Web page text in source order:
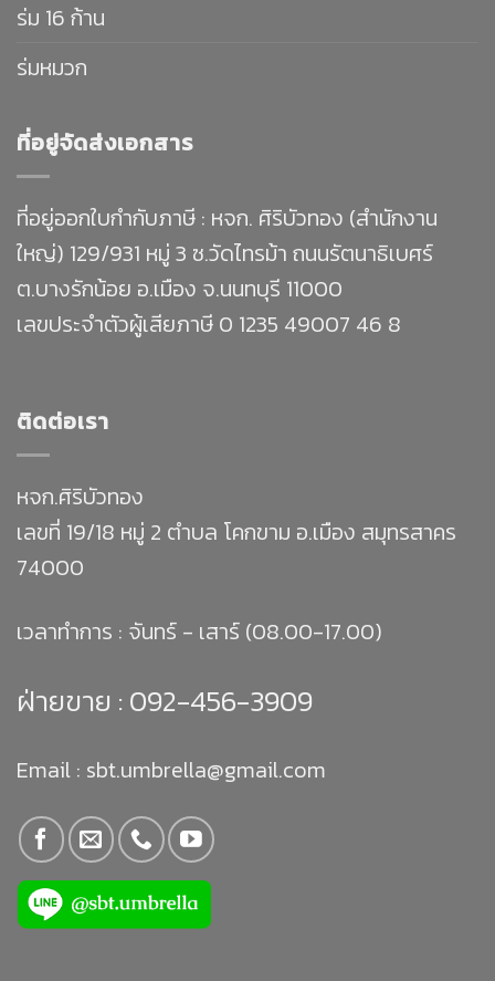
ร่ม 16 ก้าน
ร่มหมวก
ที่อยู่จัดส่งเอกสาร
ที่อยู่ออกใบกำกับภาษี : หจก. ศิริบัวทอง (สำนักงาน
ใหญ่) 129/931 หมู่ 3 ซ.วัดไทรม้า ถนนรัตนาธิเบศร์
ต.บางรักน้อย อ.เมือง จ.นนทบุรี 11000
เลขประจำตัวผู้เสียภาษี 0 1235 49007 46 8
ติดต่อเรา
หจก.ศิริบัวทอง
เลขที่ 19/18 หมู่ 2 ตำบล โคกขาม อ.เมือง สมุทรสาคร
74000
เวลาทำการ : จันทร์ - เสาร์ (08.00-17.00)
ฝ่ายขาย : 092-456-3909
Email : sbt.umbrella@gmail.com